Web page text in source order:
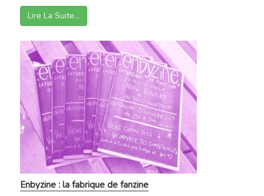
Lire La Suite…
Enbyzine : la fabrique de fanzine